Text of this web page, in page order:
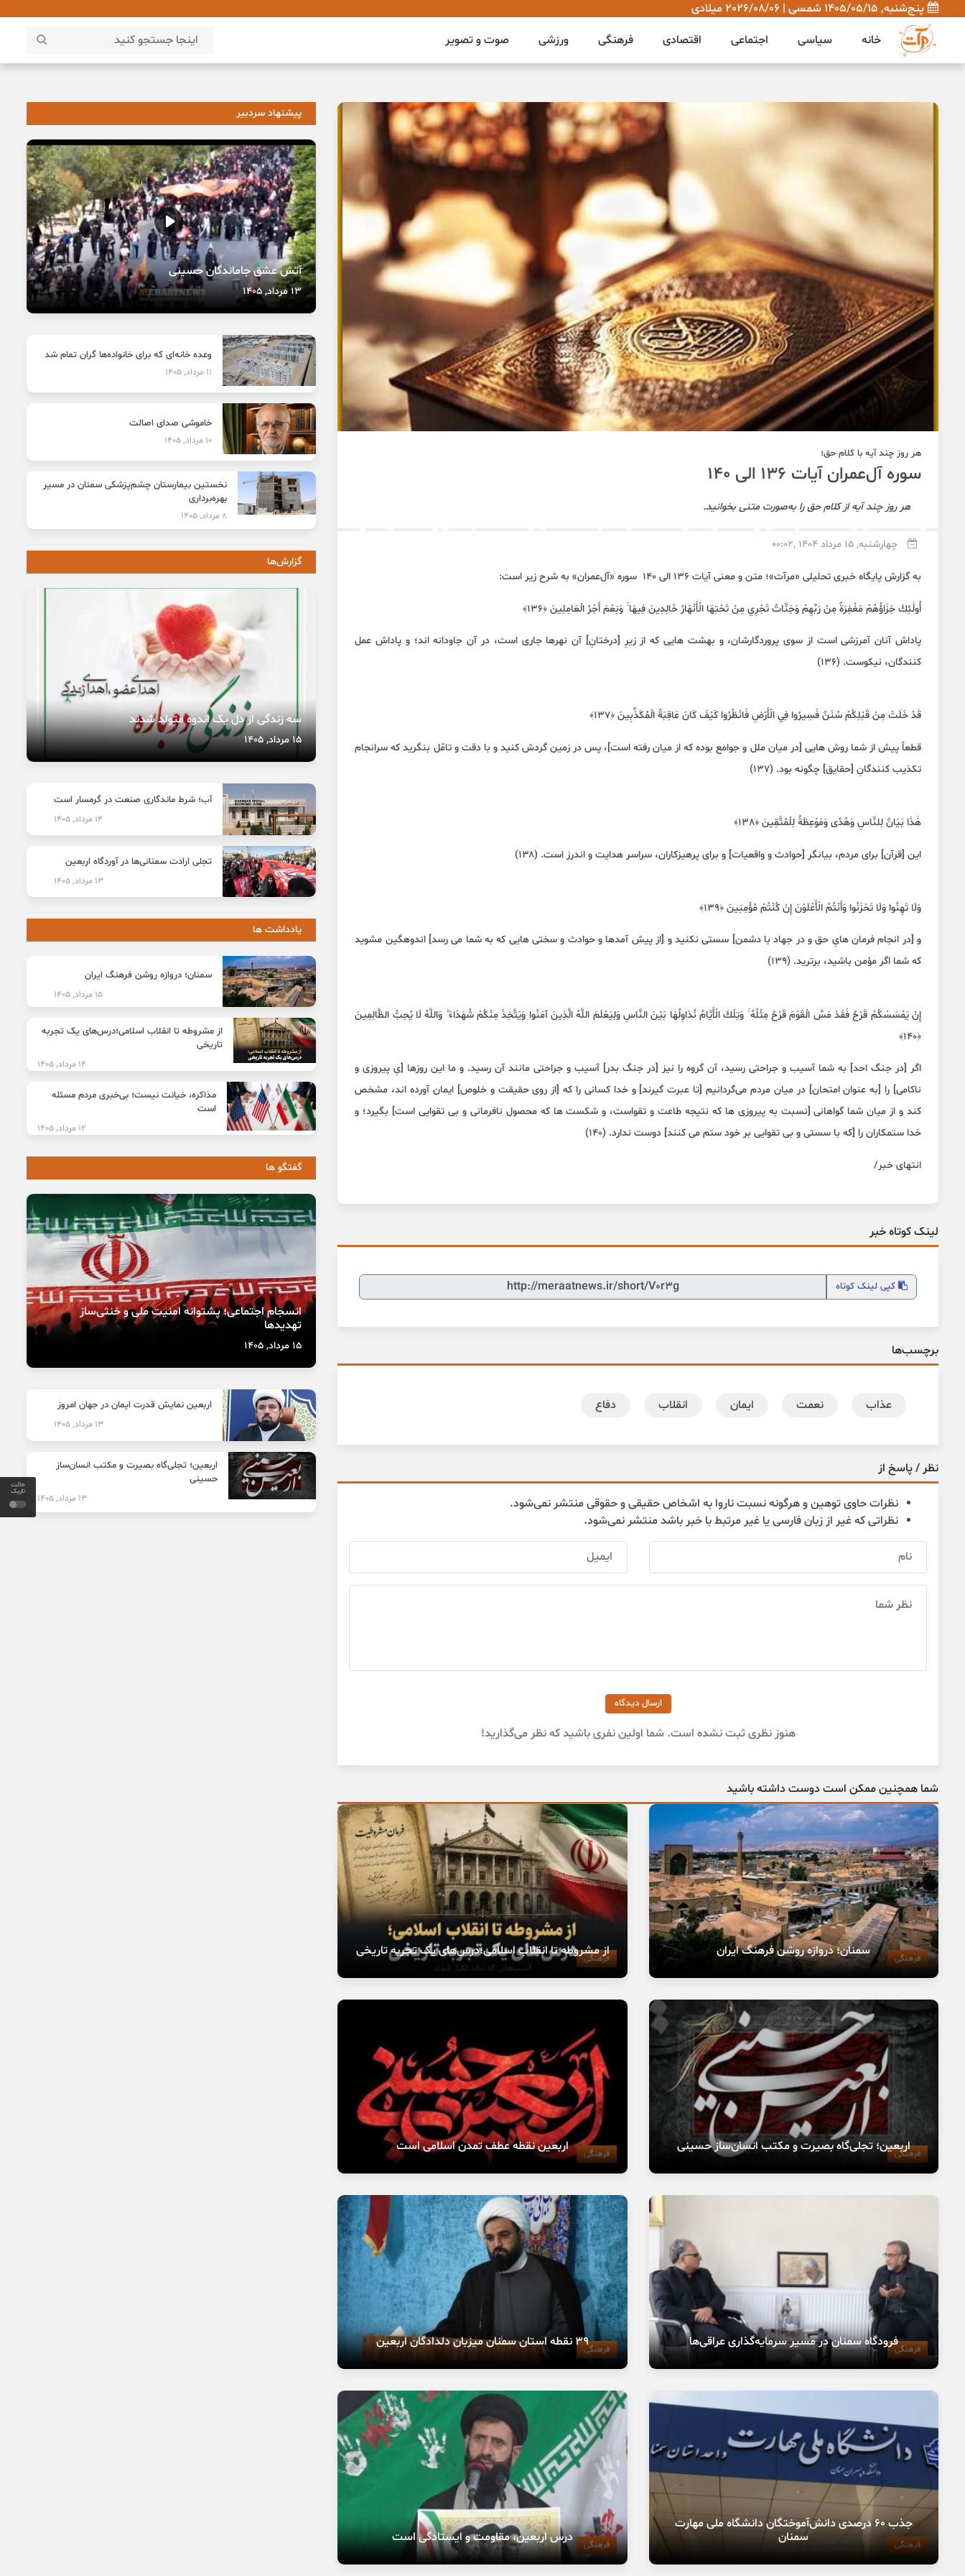
حالت
تاریک
پنج‌شنبه, 1405/05/15 شمسی | 2026/08/06 میلادی
خانه
سیاسی اجتماعی اقتصادی فرهنگی ورزشی صوت و تصویر
هر روز چند آیه با کلام حق؛
سوره آل‌عمران آیات 136 الی 140
هر روز چند آیه از کلام حق را به‌صورت متنی بخوانید.
چهارشنبه, 15 مرداد 1404 ,00:02
به گزارش پایگاه خبری تحلیلی «مرآت»؛ متن و معنی آیات 136 الی 140 سوره «آل‌عمران» به شرح زیر است:
أُولَٰئِكَ جَزَاؤُهُمْ مَغْفِرَةٌ مِنْ رَبِّهِمْ وَجَنَّاتٌ تَجْرِي مِنْ تَحْتِهَا الْأَنْهَارُ خَالِدِينَ فِيهَا ۚ وَنِعْمَ أَجْرُ الْعَامِلِينَ ﴿١٣٦﴾
پاداش آنان آمرزشی است از سوی پروردگارشان، و بهشت هایی که از زیرِ [درختانِ] آن نهرها جاری است، در آن جاودانه اند؛ و پاداش عمل
کنندگان، نیکوست. (۱۳۶)
قَدْ خَلَتْ مِنْ قَبْلِكُمْ سُنَنٌ فَسِيرُوا فِي الْأَرْضِ فَانْظُرُوا كَيْفَ كَانَ عَاقِبَةُ الْمُكَذِّبِينَ ﴿١٣٧﴾
قطعاً پیش از شما روش هایی [در میان ملل و جوامع بوده که از میان رفته است]، پس در زمین گردش کنید و با دقت و تامّل بنگرید که سرانجام
تکذیب کنندگانِ [حقایق] چگونه بود. (۱۳۷)
هَٰذَا بَيَانٌ لِلنَّاسِ وَهُدًى وَمَوْعِظَةٌ لِلْمُتَّقِينَ ﴿١٣٨﴾
این [قرآن] برای مردم، بیانگر [حوادث و واقعیات] و برای پرهیزکاران، سراسر هدایت و اندرز است. (۱۳۸)
وَلَا تَهِنُوا وَلَا تَحْزَنُوا وَأَنْتُمُ الْأَعْلَوْنَ إِنْ كُنْتُمْ مُؤْمِنِينَ ﴿١٣٩﴾
و [در انجام فرمان هایِ حق و در جهاد با دشمن] سستی نکنید و [از پیش آمدها و حوادث و سختی هایی که به شما می رسد] اندوهگین مشوید
که شما اگر مؤمن باشید، برترید. (۱۳۹)
إِنْ يَمْسَسْكُمْ قَرْحٌ فَقَدْ مَسَّ الْقَوْمَ قَرْحٌ مِثْلُهُ ۚ وَتِلْكَ الْأَيَّامُ نُدَاوِلُهَا بَيْنَ النَّاسِ وَلِيَعْلَمَ اللَّهُ الَّذِينَ آمَنُوا وَيَتَّخِذَ مِنْكُمْ شُهَدَاءَ ۗ وَاللَّهُ لَا يُحِبُّ الظَّالِمِينَ
﴿١٤٠﴾
اگر [در جنگ احد] به شما آسیب و جراحتی رسید، آن گروه را نیز [در جنگ بدر] آسیب و جراحتی مانند آن رسید. و ما این روزها [یِ پیروزی و
ناکامی] را [به عنوان امتحان] در میان مردم می‌گردانیم [تا عبرت گیرند] و خدا کسانی را که [از روی حقیقت و خلوص] ایمان آورده اند، مشخص
کند و از میان شما گواهانی [نسبت به پیروزی ها که نتیجه طاعت و تقواست، و شکست ها که محصول نافرمانی و بی تقوایی است] بگیرد؛ و
خدا ستمکاران را [که با سستی و بی تقوایی بر خود ستم می کنند] دوست ندارد. (۱۴۰)
انتهای خبر/
لینک کوتاه خبر
کپی لینک کوتاه
برچسب‌ها
عذاب نعمت ایمان انقلاب دفاع
نظر / پاسخ از
نظرات حاوی توهین و هرگونه نسبت ناروا به اشخاص حقیقی و حقوقی منتشر نمی‌شود.
نظراتی که غیر از زبان فارسی یا غیر مرتبط با خبر باشد منتشر نمی‌شود.
ارسال دیدگاه
هنوز نظری ثبت نشده است. شما اولین نفری باشید که نظر می‌گذارید!
شما همچنین ممکن است دوست داشته باشید
فرهنگی سمنان؛ دروازه روشن فرهنگ ایران فرهنگی
از مشروطه تا انقلاب اسلامی؛درس‌های یک تجربه تاریخی
فرهنگی
اربعین؛ تجلی‌گاه بصیرت و مکتب انسان‌ساز حسینی فرهنگی اربعین نقطه عطف تمدن اسلامی است
فرهنگیفرودگاه سمنان در مسیر سرمایه‌گذاری عراقی‌ها فرهنگی۳۹ نقطه استان سمنان میزبان دلدادگان اربعین
فرهنگی
جذب ۶۰ درصدی دانش‌آموختگان دانشگاه ملی مهارت
سمنان
فرهنگی درس اربعین، مقاومت و ایستادگی است
پیشنهاد سردبیر
آتش عشق جاماندگان حسینی
13 مرداد, 1405
وعده خانه‌ای که برای خانواده‌ها گران تمام شد
11 مرداد, 1405
خاموشی صدای اصالت
10 مرداد, 1405
نخستین بیمارستان چشم‌پزشکی سمنان در مسیر
بهره‌برداری
8 مرداد, 1405
گزارش‌ها
سه زندگی از دل یک اندوه متولد شدند
15 مرداد, 1405
آب؛ شرط ماندگاری صنعت در گرمسار است
14 مرداد, 1405
تجلی ارادت سمنانی‌ها در آوردگاه اربعین
13 مرداد, 1405
یادداشت ها
سمنان؛ دروازه روشن فرهنگ ایران
15 مرداد, 1405
از مشروطه تا انقلاب اسلامی؛درس‌های یک تجربه
تاریخی
14 مرداد, 1405
مذاکره، خیانت نیست؛ بی‌خبری مردم مسئله
است
12 مرداد, 1405
گفتگو ها
انسجام اجتماعی؛ پشتوانه امنیت ملی و خنثی‌ساز
تهدیدها
15 مرداد, 1405
اربعین نمایش قدرت ایمان در جهان امروز
13 مرداد, 1405
اربعین؛ تجلی‌گاه بصیرت و مکتب انسان‌ساز
حسینی
13 مرداد, 1405